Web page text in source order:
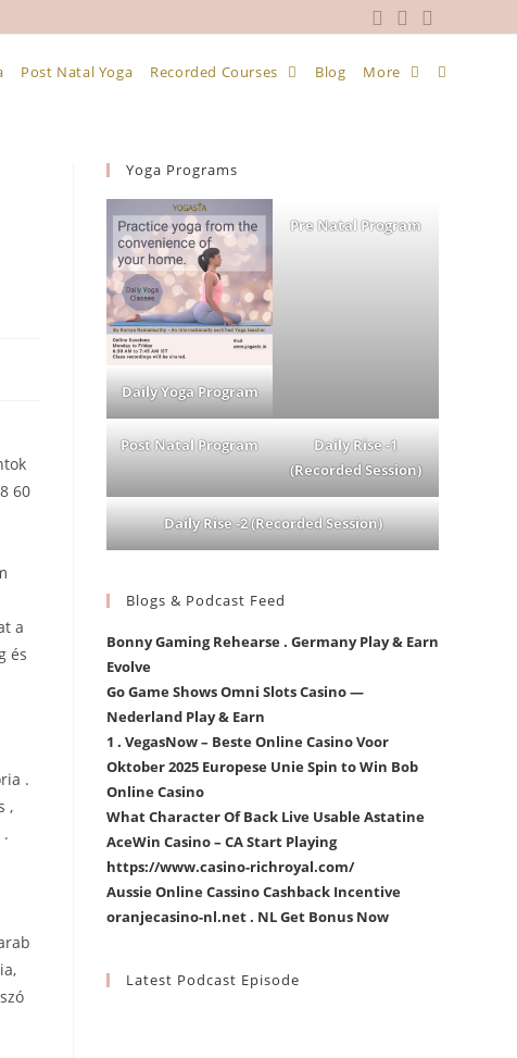
Post Natal Yoga Recorded Courses Blog More
60
a
és
.
,
Yoga Programs
Daily Yoga Program
Pre Natal Program
Post Natal Program
Daily Rise -1
(Recorded Session)
Daily Rise -2 (Recorded Session)
Blogs & Podcast Feed
Bonny Gaming Rehearse . Germany Play & Earn
Evolve
Go Game Shows Omni Slots Casino —
Nederland Play & Earn
1 . VegasNow – Beste Online Casino Voor
Oktober 2025 Europese Unie Spin to Win Bob
Online Casino
What Character Of Back Live Usable Astatine
AceWin Casino – CA Start Playing
https://www.casino-richroyal.com/
Aussie Online Cassino Cashback Incentive
oranjecasino-nl.net . NL Get Bonus Now
Latest Podcast Episode